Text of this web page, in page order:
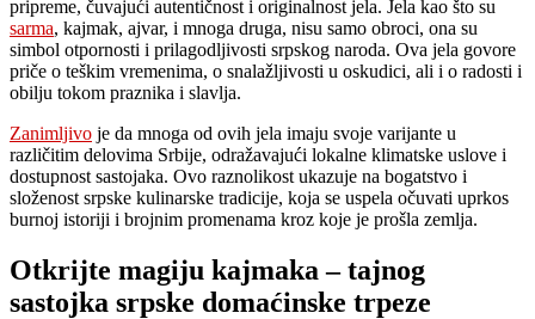
pripreme, čuvajući autentičnost i originalnost jela. Jela kao što su
sarma, kajmak, ajvar, i mnoga druga, nisu samo obroci, ona su
simbol otpornosti i prilagodljivosti srpskog naroda. Ova jela govore
priče o teškim vremenima, o snalažljivosti u oskudici, ali i o radosti i
obilju tokom praznika i slavlja.
Zanimljivo je da mnoga od ovih jela imaju svoje varijante u
različitim delovima Srbije, odražavajući lokalne klimatske uslove i
dostupnost sastojaka. Ovo raznolikost ukazuje na bogatstvo i
složenost srpske kulinarske tradicije, koja se uspela očuvati uprkos
burnoj istoriji i brojnim promenama kroz koje je prošla zemlja.
Otkrijte magiju kajmaka – tajnog
sastojka srpske domaćinske trpeze